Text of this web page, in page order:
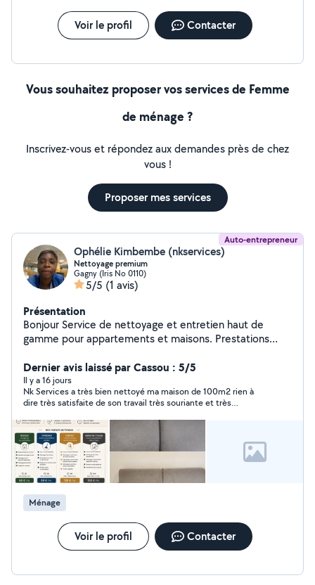
Voir le profil Contacter
Vous souhaitez proposer vos services de Femme
de ménage ?
Inscrivez-vous et répondez aux demandes près de chez
vous !
Proposer mes services
Auto-entrepreneur
Ophélie Kimbembe (nkservices)
Nettoyage premium
Gagny (Iris No 0110)
5/5 (1 avis)
Présentation
Bonjour Service de nettoyage et entretien haut de
gamme pour appartements et maisons. Prestations
vitres, canapé). Disponible Paris et proche banlieue. Je
vous propose également une purification d'air avec
l'appareil, Hyla
Dernier avis laissé par Cassou : 5/5
Il y a 16 jours
Nk Services a très bien nettoyé ma maison de 100m2 rien à
dire très satisfaite de son travail très souriante et très
Ménage
Voir le profil Contacter